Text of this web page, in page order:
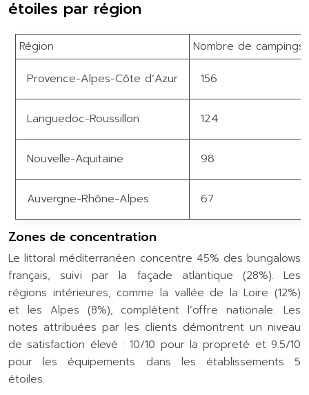
étoiles par région
Région Nombre de campings
Provence-Alpes-Côte d’Azur 156
Languedoc-Roussillon 124
Nouvelle-Aquitaine 98
Auvergne-Rhône-Alpes 67
Zones de concentration
Le littoral méditerranéen concentre 45% des bungalows
français, suivi par la façade atlantique (28%). Les
régions intérieures, comme la vallée de la Loire (12%)
et les Alpes (8%), complètent l’offre nationale. Les
notes attribuées par les clients démontrent un niveau
de satisfaction élevé : 10/10 pour la propreté et 9.5/10
pour les équipements dans les établissements 5
étoiles.